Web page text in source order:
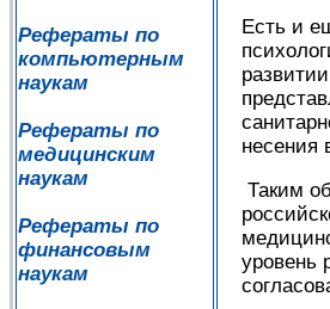
Рефераты по
компьютерным
наукам
Рефераты по
медицинским
наукам
Рефераты по
финансовым
наукам
Есть и
несения
Таким
уровень